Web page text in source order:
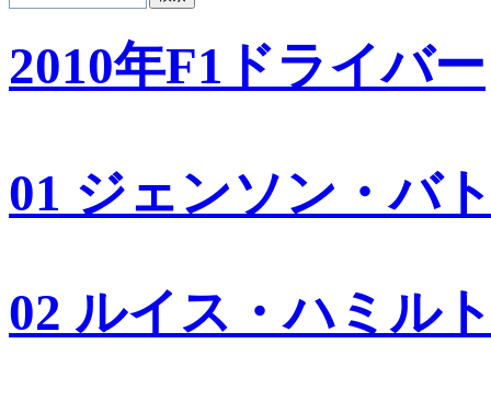
2010年F1ドライバー
01 ジェンソン・バ
02 ルイス・ハミル